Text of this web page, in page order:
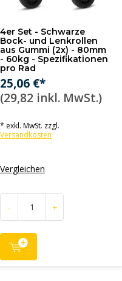
4er Set - Schwarze
Bock- und Lenkrollen
aus Gummi (2x) - 80mm
- 60kg - Spezifikationen
pro Rad
25,06 €*
(29,82 inkl. MwSt.)
* exkl. MwSt. zzgl.
Versandkosten
Vergleichen
- +